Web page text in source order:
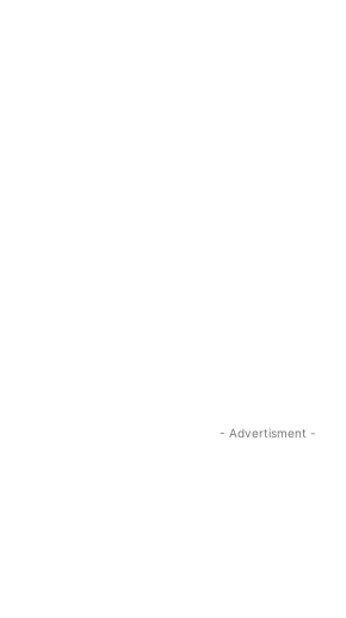
- Advertisment -